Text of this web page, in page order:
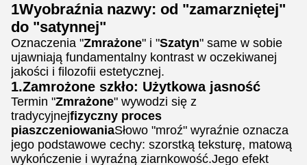
1Wyobraźnia nazwy: od "zamarzniętej"
do "satynnej"
Oznaczenia "Zmrażone" i "Szatyn" same w sobie
ujawniają fundamentalny kontrast w oczekiwanej
jakości i filozofii estetycznej.
1.Zamrożone szkło: Użytkowa jasność
Termin "Zmrażone" wywodzi się z
tradycyjnejfizyczny proces
piaszczeniowaniaSłowo "mroź" wyraźnie oznacza
jego podstawowe cechy: szorstką teksturę, matową
wykończenie i wyraźną ziarnkowość.Jego efekt